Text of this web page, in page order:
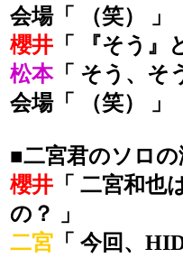
会場「 （笑） 」
櫻井 「 『そう
松本「 そう、そ
会場「 （笑） 」
■二宮君のソロの
櫻井 「 二宮和
の？ 」
二宮 「 今回、